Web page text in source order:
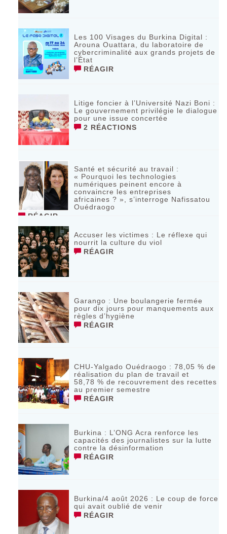
Les 100 Visages du Burkina Digital :
Arouna Ouattara, du laboratoire de
cybercriminalité aux grands projets de
l’État
RÉAGIR
Litige foncier à l’Université Nazi Boni :
Le gouvernement privilégie le dialogue
pour une issue concertée
2 RÉACTIONS
Santé et sécurité au travail :
« Pourquoi les technologies
numériques peinent encore à
convaincre les entreprises
africaines ? », s’interroge Nafissatou
Ouédraogo
RÉAGIR
Accuser les victimes : Le réflexe qui
nourrit la culture du viol
RÉAGIR
Garango : Une boulangerie fermée
pour dix jours pour manquements aux
règles d’hygiène
RÉAGIR
CHU-Yalgado Ouédraogo : 78,05 % de
réalisation du plan de travail et
58,78 % de recouvrement des recettes
au premier semestre
RÉAGIR
Burkina : L’ONG Acra renforce les
capacités des journalistes sur la lutte
contre la désinformation
RÉAGIR
Burkina/4 août 2026 : Le coup de force
qui avait oublié de venir
RÉAGIR